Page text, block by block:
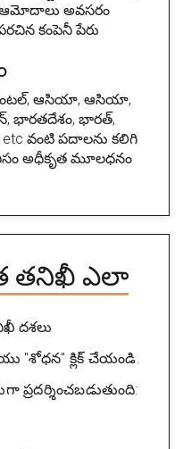
అవసరం
కంపెనీ పేరు
ఆసియా, ఆసియా,
భారతదేశం, భారత్,
etc వంటి పదాలను కలిగి
అధీకృత మూలధనం
తనిఖీ ఎలా
దశలు
"శోధన" క్లిక్ చేయండి.
ప్రదర్శించబడుతుంది: